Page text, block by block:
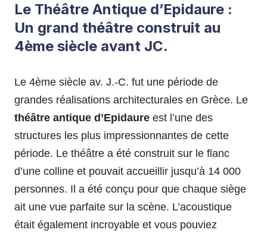
Le Théâtre Antique d’Epidaure :
Un grand théâtre construit au
4ème siècle avant JC.
Le 4ème siècle av. J.-C. fut une période de
grandes réalisations architecturales en Grèce. Le
théâtre antique d’Epidaure est l’une des
structures les plus impressionnantes de cette
période. Le théâtre a été construit sur le flanc
d’une colline et pouvait accueillir jusqu’à 14 000
personnes. Il a été conçu pour que chaque siège
ait une vue parfaite sur la scène. L’acoustique
était également incroyable et vous pouviez